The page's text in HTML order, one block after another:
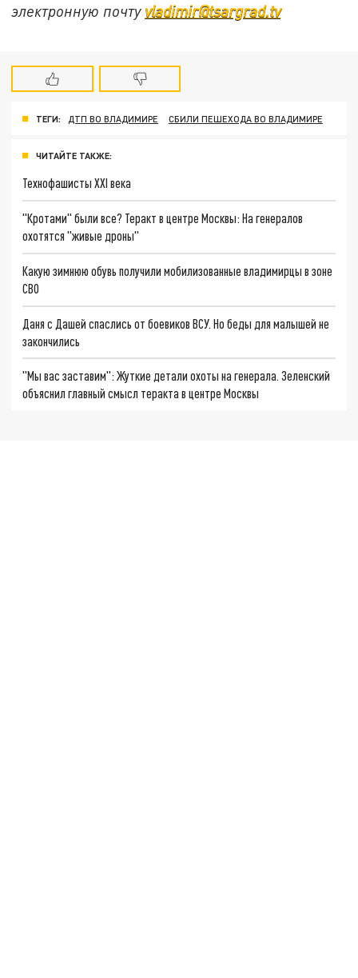
электронную почту vladimir@tsargrad.tv
ТЕГИ: ДТП ВО ВЛАДИМИРЕ СБИЛИ ПЕШЕХОДА ВО ВЛАДИМИРЕ
ЧИТАЙТЕ ТАКЖЕ:
Технофашисты XXI века
"Кротами" были все? Теракт в центре Москвы: На генералов
охотятся "живые дроны"
Какую зимнюю обувь получили мобилизованные владимирцы в зоне
СВО
Даня с Дашей спаслись от боевиков ВСУ. Но беды для малышей не
закончились
"Мы вас заставим": Жуткие детали охоты на генерала. Зеленский
объяснил главный смысл теракта в центре Москвы